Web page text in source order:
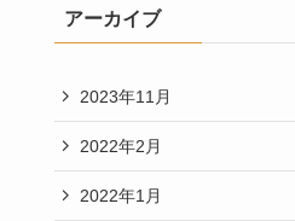
アーカイブ
2023年11月
2022年2月
2022年1月